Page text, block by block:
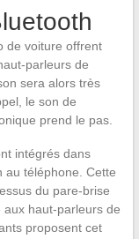
de voiture offrent
parleurs de
sera alors très
le son de
prend le pas.
intégrés dans
au téléphone. Cette
du pare-brise
haut-parleurs de
proposent cet